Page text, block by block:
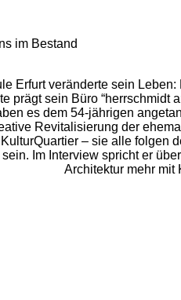
im Bestand
Erfurt veränderte sein
prägt sein Büro “herrschmidt
es dem 54-jährigen
Revitalisierung der
– sie alle folgen
Im Interview spricht er
Architektur mehr mit